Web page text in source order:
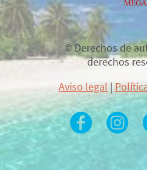
© Derechos de
derechos
Aviso legal|